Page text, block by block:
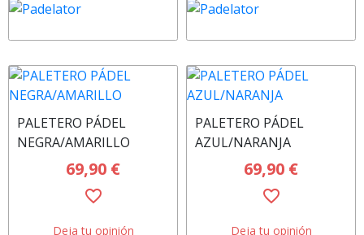
PALETERO PÁDEL
NEGRA/AMARILLO
69,90 €
favorite_border
Deja tu opinión
PALETERO PÁDEL
AZUL/NARANJA
69,90 €
favorite_border
Deja tu opinión